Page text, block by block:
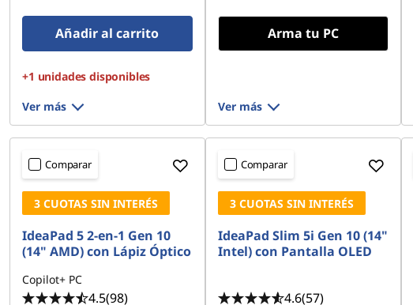
Gen4 QLC
Añadir al carrito
+1 unidades disponibles
Ver más
Arma tu PC
Ver más
Comparar
3 CUOTAS SIN INTERÉS
IdeaPad 5 2-en-1 Gen 10
(14" AMD) con Lápiz Óptico
Copilot+ PC
4.5(98)
Comparar
3 CUOTAS SIN INTERÉS
IdeaPad Slim 5i Gen 10 (14"
Intel) con Pantalla OLED
4.6(57)